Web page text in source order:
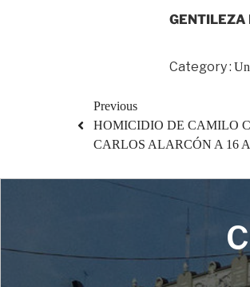
GENTILEZA
Category :
Previous
HOMICIDIO DE CAMILO
CARLOS ALARCÓN A 16